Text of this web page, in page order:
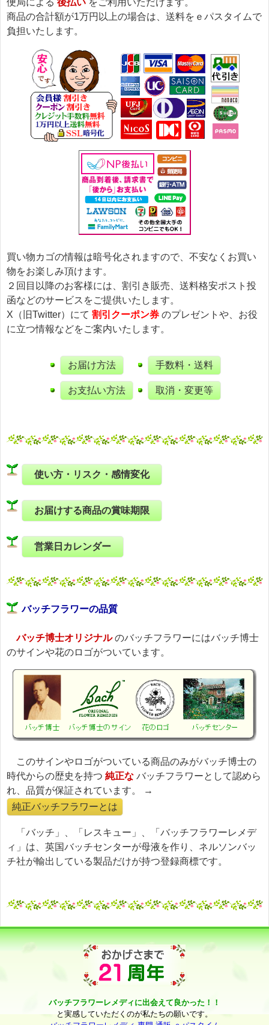
便局による 後払い をご利用いただけます。
商品の合計額が1万円以上の場合は、送料をｅパスタイムで
負担いたします。
買い物カゴの情報は暗号化されますので、不安なくお買い
物をお楽しみ頂けます。
２回目以降のお客様には、割引き販売、送料格安ポスト投
函などのサービスをご提供いたします。
X（旧Twitter）にて 割引クーポン券 のプレゼントや、お役
に立つ情報などをご案内いたします。
お届け方法
お支払い方法
手数料・送料
取消・変更等
使い方・リスク・感情変化
お届けする商品の賞味期限
営業日カレンダー
バッチフラワーの品質
バッチ博士オリジナルのバッチフラワーにはバッチ博士
のサインや花のロゴがついています。
このサインやロゴがついている商品のみがバッチ博士の
時代からの歴史を持つ 純正な バッチフラワーとして認めら
れ、品質が保証されています。 →
純正バッチフラワーとは
「バッチ」、「レスキュー」、「バッチフラワーレメデ
ィ」は、英国バッチセンターが母液を作り、ネルソンバッ
チ社が輸出している製品だけが持つ登録商標です。
バッチフラワーレメディに出会えて良かった！！
と実感していただくのが私たちの願いです。